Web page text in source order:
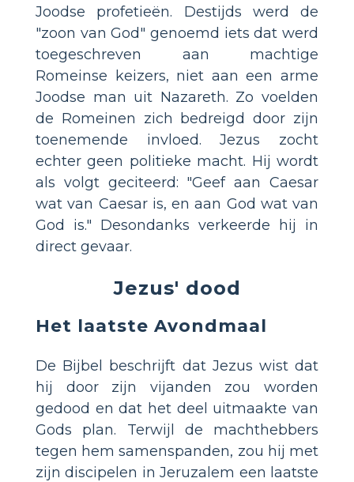
Joodse profetieën. Destijds werd de
"zoon van God" genoemd iets dat werd
toegeschreven aan machtige
Romeinse keizers, niet aan een arme
Joodse man uit Nazareth. Zo voelden
de Romeinen zich bedreigd door zijn
toenemende invloed. Jezus zocht
echter geen politieke macht. Hij wordt
als volgt geciteerd: "Geef aan Caesar
wat van Caesar is, en aan God wat van
God is." Desondanks verkeerde hij in
direct gevaar.
Jezus' dood
Het laatste Avondmaal
De Bijbel beschrijft dat Jezus wist dat
hij door zijn vijanden zou worden
gedood en dat het deel uitmaakte van
Gods plan. Terwijl de machthebbers
tegen hem samenspanden, zou hij met
zijn discipelen in Jeruzalem een laatste